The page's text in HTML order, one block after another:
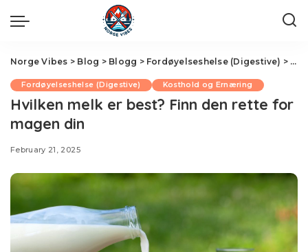
Norge Vibes > Blog > Blogg > Fordøyelseshelse (Digestive) >
Fordøyelseshelse (Digestive) Kosthold og Ernæring
Hvilken melk er best? Finn den rette for
magen din
February 21, 2025